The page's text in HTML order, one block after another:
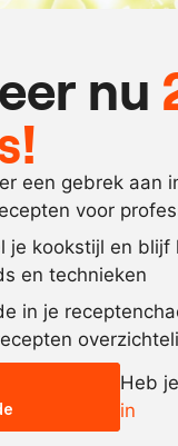
nu
een gebrek aan
voor
je kookstijl en
en technieken
in je
Heb
in